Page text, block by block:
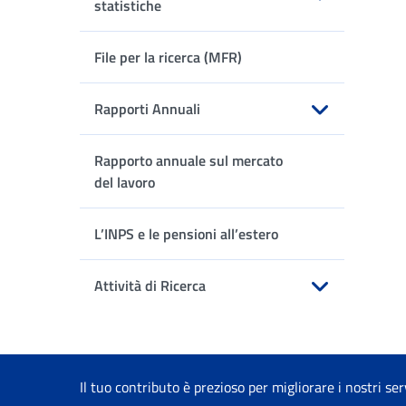
statistiche
Apri sottomenu
File per la ricerca (MFR)
Rapporti Annuali
Apri sottomenu
Rapporto annuale sul mercato
del lavoro
L’INPS e le pensioni all’estero
Attività di Ricerca
Il tuo contributo è prezioso per migliorare i nostri